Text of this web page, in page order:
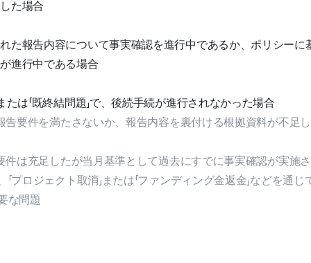
た場合
た報告内容について事実確認を進行中であるか、ポリシーに基
進行中である場合
たは「既終結問題」で、後続手続が進行されなかった場合
告要件を満たさないか、報告内容を裏付ける根拠資料が不足
は充足したが当月基準として過去にすでに事実確認が実施さ
プロジェクト取消」または「ファンディング金返金」などを通
な問題